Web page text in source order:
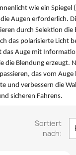
wie ein Spiegel
Augen erforderlich.
durch Selektion
das polarisierte Licht
Auge mit
Blendung erzeugt.
das vom
und verbessern die
sicheren Fahrens.
Sortiert
nach: